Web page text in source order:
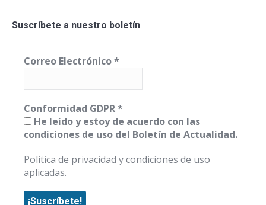
Suscríbete a nuestro boletín
Correo Electrónico*
Conformidad GDPR*
He leído y estoy de acuerdo con las
condiciones de uso del Boletín de Actualidad.
Política de privacidad y condiciones de uso
aplicadas.